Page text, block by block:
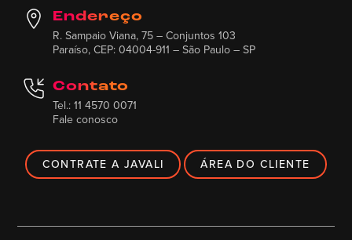
Endereço
R. Sampaio Viana, 75 – Conjuntos 103
Paraíso, CEP: 04004-911 – São Paulo – SP
Contato
Tel.: 11 4570 0071
Fale conosco
CONTRATE A JAVALI ÁREA DO CLIENTE